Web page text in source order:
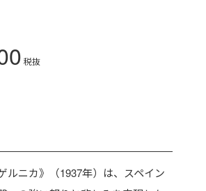
税抜
ルニカ》（1937年）は、スペイン